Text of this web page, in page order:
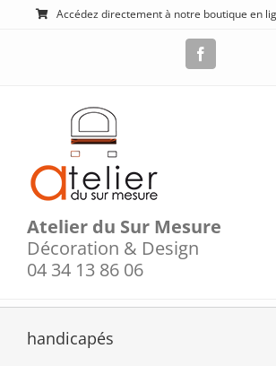
Passer
Accédez directement à notre boutique en
Atelier du Sur Mesure
Décoration & Design
04 34 13 86 06
handicapés